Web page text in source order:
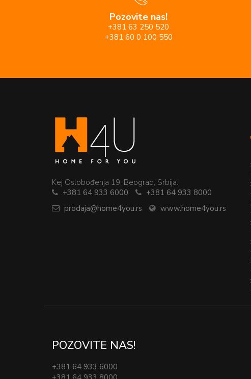
Pozovite nas!
+381 63 250 520
+381 60 0 100 550
Kej Oslobođenja 19, Beograd, Srbija.
+381 64 933 6000
+381 64 933 8000
prodaja@home4you.rs
www.home4you.rs
POZOVITE NAS!
+381 64 933 6000